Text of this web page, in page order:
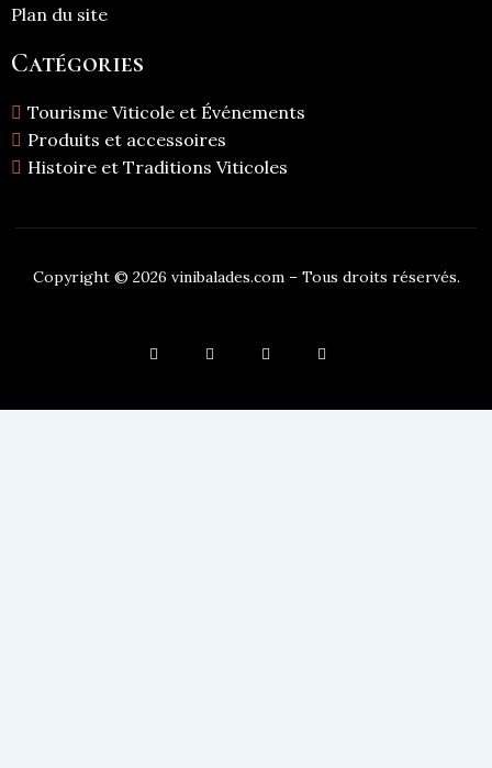
Plan du site
Catégories
Tourisme Viticole et Événements
Produits et accessoires
Histoire et Traditions Viticoles
Copyright © 2026 vinibalades.com – Tous droits réservés.